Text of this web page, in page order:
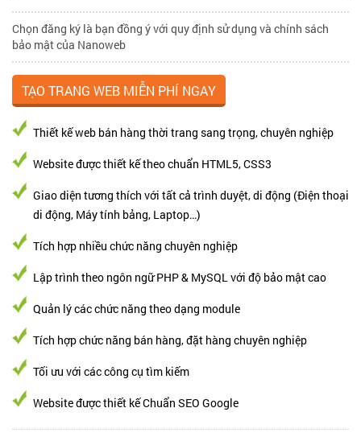
Chọn đăng ký là bạn đồng ý với quy định sử dụng và chính sách
bảo mật của Nanoweb
Thiết kế web bán hàng thời trang sang trọng, chuyên nghiệp
Website được thiết kế theo chuẩn HTML5, CSS3
Giao diện tương thích với tất cả trình duyệt, di động (Điện thoại
di động, Máy tính bảng, Laptop…)
Tích hợp nhiều chức năng chuyên nghiệp
Lập trình theo ngôn ngữ PHP & MySQL với độ bảo mật cao
Quản lý các chức năng theo dạng module
Tích hợp chức năng bán hàng, đặt hàng chuyên nghiệp
Tối ưu với các công cụ tìm kiếm
Website được thiết kế Chuẩn SEO Google